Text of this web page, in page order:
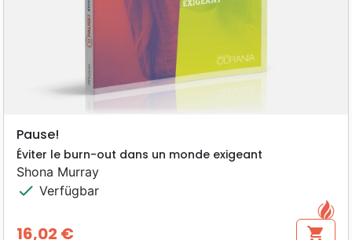
Pause!
Éviter le burn-out dans un monde exigeant
Shona Murray
check Verfügbar
16,02 € shopping_cart